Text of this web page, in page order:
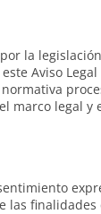
la
Aviso
marco legal y
las